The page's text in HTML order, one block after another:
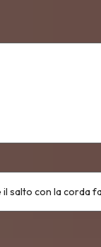
il salto con la corda